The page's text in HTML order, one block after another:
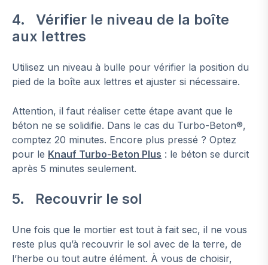
4. Vérifier le niveau de la boîte
aux lettres
Utilisez un niveau à bulle pour vérifier la position du
pied de la boîte aux lettres et ajuster si nécessaire.
Attention, il faut réaliser cette étape avant que le
béton ne se solidifie. Dans le cas du Turbo-Beton®,
comptez 20 minutes. Encore plus pressé ? Optez
pour le Knauf Turbo-Beton Plus : le béton se durcit
après 5 minutes seulement.
5. Recouvrir le sol
Une fois que le mortier est tout à fait sec, il ne vous
reste plus qu’à recouvrir le sol avec de la terre, de
l’herbe ou tout autre élément. À vous de choisir,